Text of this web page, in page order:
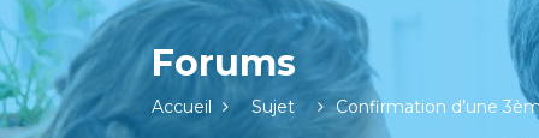
Forums
Accueil Sujet Confirmation d’une